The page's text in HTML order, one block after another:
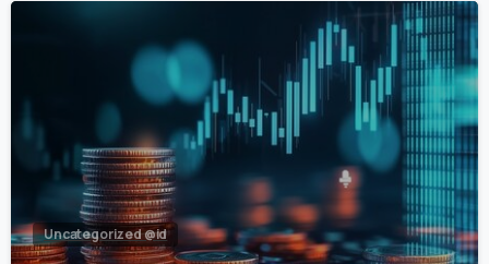
0
Uncategorized @id